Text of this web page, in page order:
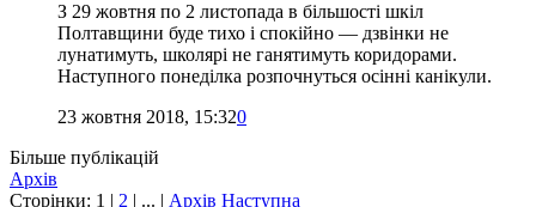
З 29 жовтня по 2 листопада в більшості шкіл
Полтавщини буде тихо і спокійно — дзвінки не
лунатимуть, школярі не ганятимуть коридорами.
Наступного понеділка розпочнуться осінні канікули.
23 жовтня 2018, 15:320
Більше публікацій
Архів
Сторінки: 1 | 2 | ... | Архів Наступна